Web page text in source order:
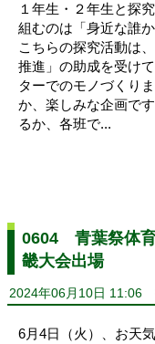
１年生・２年生と探
組むのは「身近な誰
こちらの探究活動は
推進」の助成を受け
ターでのモノづくり
か、楽しみな企画で
るか、各班で...
0604 青葉祭体
畿大会出場
2024年06月10日 11:06
6月4日（火）、お天